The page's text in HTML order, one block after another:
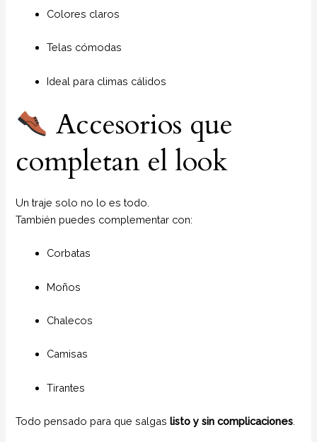
Colores claros
Telas cómodas
Ideal para climas cálidos
Accesorios que
completan el look
Un traje solo no lo es todo.
También puedes complementar con:
Corbatas
Moños
Chalecos
Camisas
Tirantes
Todo pensado para que salgaslisto y sin complicaciones